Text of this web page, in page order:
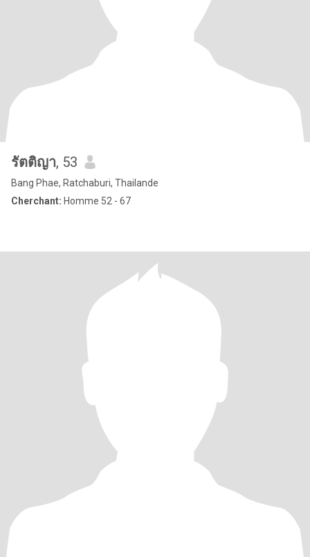
รัตติญา, 53
Bang Phae, Ratchaburi, Thailande
Cherchant: Homme 52 - 67